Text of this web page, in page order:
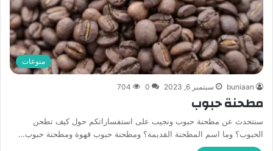
منوعات
buniaan سبتمبر 6, 2023 0
704
مطحنة حبوب
سنتحدث عن مطحنة حبوب ونجيب على استفساراتكم حول كيف تطحن
الحبوب؟ وما اسم المطحنة القديمة؟ ومطحنة حبوب قهوة ومطحنة حبوب…